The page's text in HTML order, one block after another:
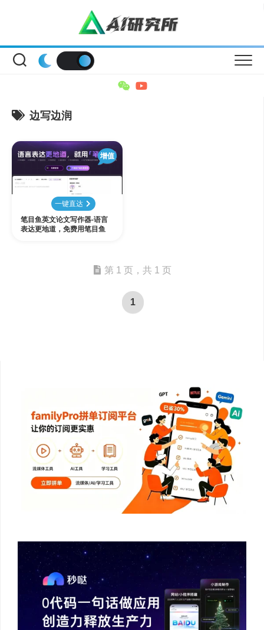
边写边润
增值
一键直达
笔目鱼英文论文写作器-语言
表达更地道，免费用笔目鱼
第 1 页，共 1 页
1